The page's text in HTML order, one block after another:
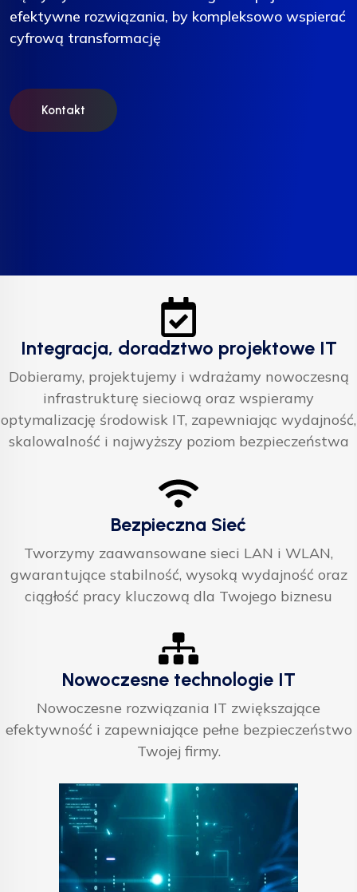
efektywne rozwiązania, by kompleksowo wspierać
cyfrową transformację
Kontakt
efektywne rozwiązania, by kompleksowo wspierać
cyfrową transformację
Kontakt
efektywne rozwiązania, by kompleksowo wspierać
cyfrową transformację
Kontakt
Integracja, doradztwo projektowe IT
Dobieramy, projektujemy i wdrażamy nowoczesną
infrastrukturę sieciową oraz wspieramy
optymalizację środowisk IT, zapewniając wydajność,
skalowalność i najwyższy poziom bezpieczeństwa
Bezpieczna Sieć
Tworzymy zaawansowane sieci LAN i WLAN,
gwarantujące stabilność, wysoką wydajność oraz
ciągłość pracy kluczową dla Twojego biznesu
Nowoczesne technologie IT
Nowoczesne rozwiązania IT zwiększające
efektywność i zapewniające pełne bezpieczeństwo
Twojej firmy.